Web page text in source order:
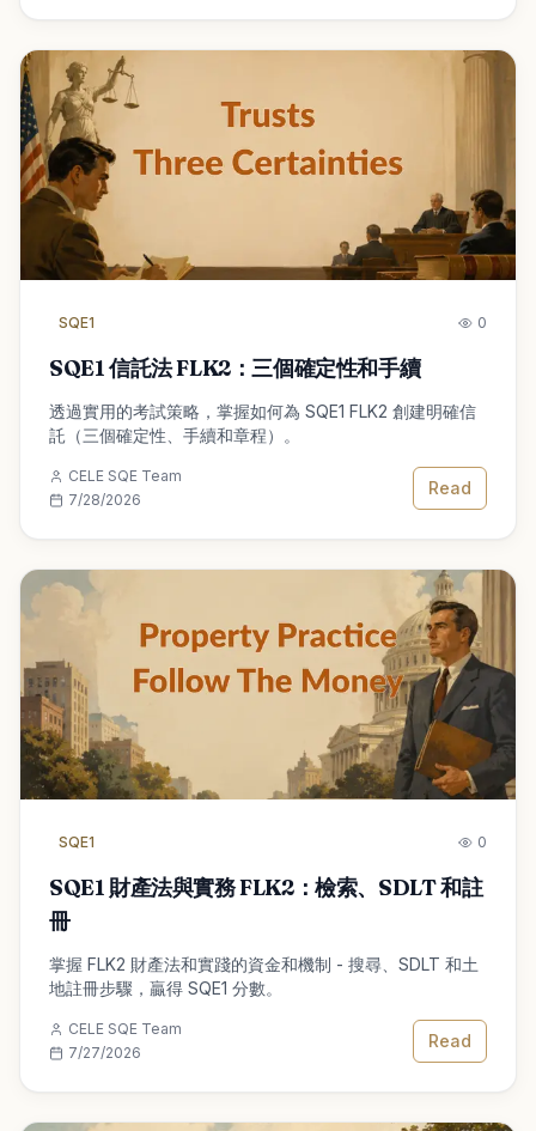
SQE1 0
SQE1 信託法 FLK2：三個確定性和手續
透過實用的考試策略，掌握如何為 SQE1 FLK2 創建明確信
託（三個確定性、手續和章程）。
CELE SQE Team
7/28/2026
Read
SQE1 0
SQE1 財產法與實務 FLK2：檢索、SDLT 和註
冊
掌握 FLK2 財產法和實踐的資金和機制 - 搜尋、SDLT 和土
地註冊步驟，贏得 SQE1 分數。
CELE SQE Team
7/27/2026
Read